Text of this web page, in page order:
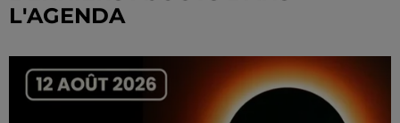
L'AGENDA